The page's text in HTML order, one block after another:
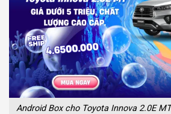
Android Box cho Toyota Innova 2.0E